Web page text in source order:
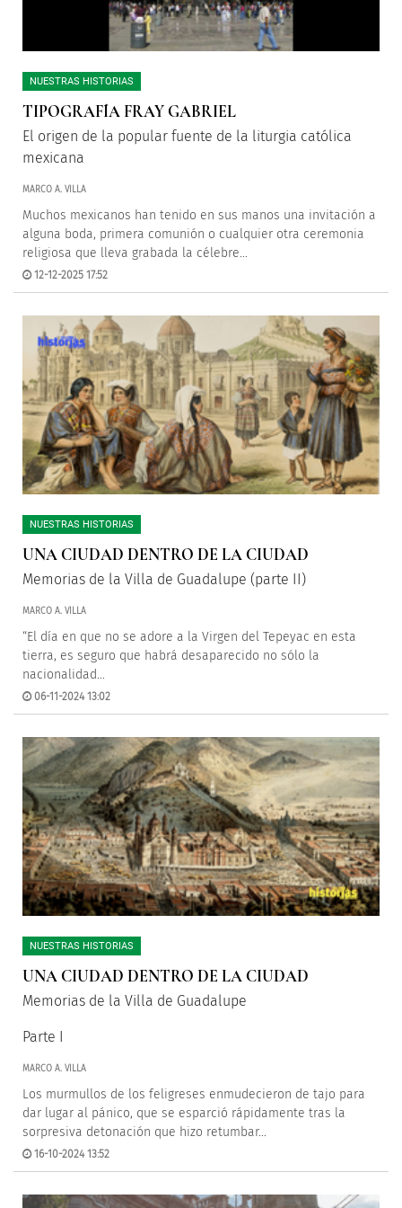
NUESTRAS HISTORIAS
TIPOGRAFÍA FRAY GABRIEL
El origen de la popular fuente de la liturgia católica
mexicana
MARCO A. VILLA
Muchos mexicanos han tenido en sus manos una invitación a
alguna boda, primera comunión o cualquier otra ceremonia
religiosa que lleva grabada la célebre...
12-12-2025 17:52
NUESTRAS HISTORIAS
UNA CIUDAD DENTRO DE LA CIUDAD
Memorias de la Villa de Guadalupe (parte II)
MARCO A. VILLA
“El día en que no se adore a la Virgen del Tepeyac en esta
tierra, es seguro que habrá desaparecido no sólo la
nacionalidad...
06-11-2024 13:02
NUESTRAS HISTORIAS
UNA CIUDAD DENTRO DE LA CIUDAD
Memorias de la Villa de Guadalupe
Parte I
MARCO A. VILLA
Los murmullos de los feligreses enmudecieron de tajo para
dar lugar al pánico, que se esparció rápidamente tras la
sorpresiva detonación que hizo retumbar...
16-10-2024 13:52